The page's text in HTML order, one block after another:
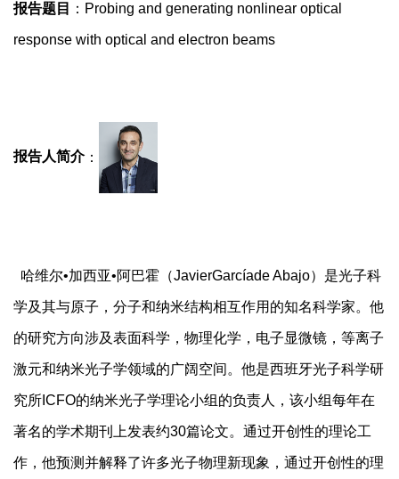
报告题目 ： Probing and generating nonlinear optical
response with optical and electron beams
报告人简介：
哈维尔•加西亚•阿巴霍（JavierGarcíade Abajo）是光子科
学及其与原子，分子和纳米结构相互作用的知名科学家。他
的研究方向涉及表面科学，物理化学，电子显微镜，等离子
激元和纳米光子学领域的广阔空间。他是西班牙光子科学研
究所 ICFO的纳米光子学理论小组的负责人，该小组每年在
著名的学术期刊上发表约30篇论文。通过开创性的理论工
作，他预测并解释了许多光子物理新现象，通过开创性的理